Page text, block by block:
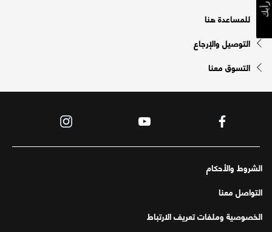
للمساعدة هنا
التوصيل والإرجاع
التسوق معنا
الشروط والأحكام
التواصل معنا
الخصوصية وملفات تعريف الارتباط
رأيك